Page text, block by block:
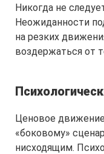
Никогда не
Неожиданности
на резких
воздержаться от
Ценовое
«боковому»
нисходящим.